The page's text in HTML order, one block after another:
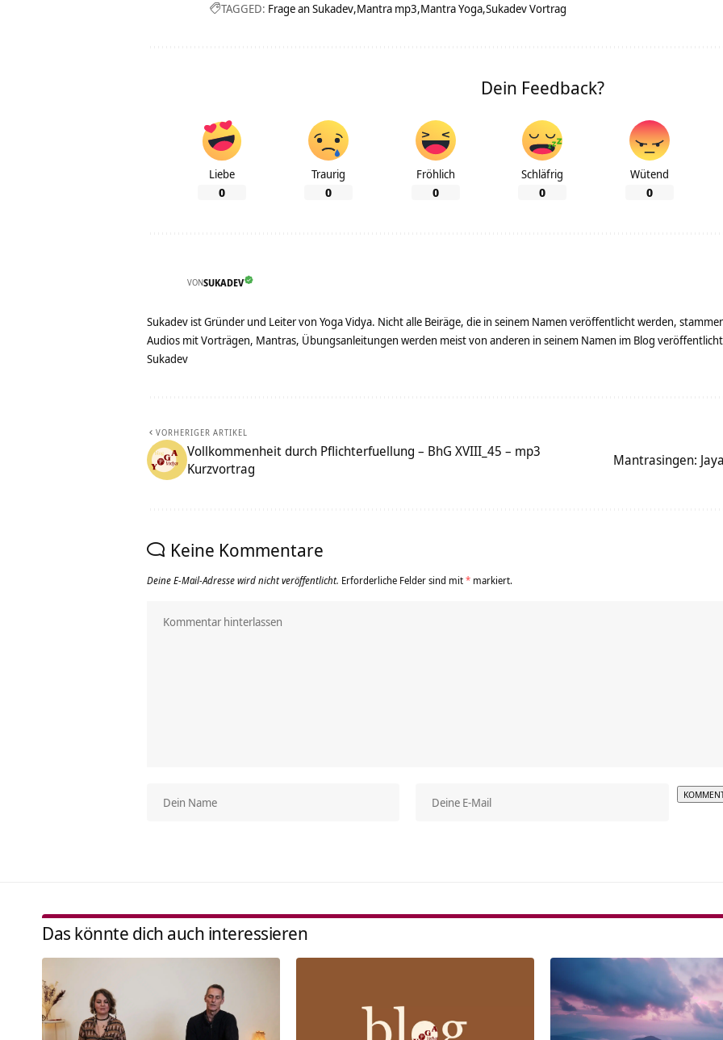
TAGGED: Frage an Sukadev Mantra mp3 Mantra Yoga Sukadev Vortrag
Dein Feedback?
Liebe
0
Traurig
0
Fröhlich
0
Schläfrig
0
Wütend
0
VONSUKADEV
Sukadev ist Gründer und Leiter von Yoga Vidya. Nicht alle Beiräge, die in seinem Namen veröffentlicht werden,
Audios mit Vorträgen, Mantras, Übungsanleitungen werden meist von anderen in seinem Namen im Blog
Sukadev
VORHERIGER ARTIKEL
Vollkommenheit durch Pflichterfuellung – BhG XVIII_45 – mp3
Kurzvortrag
Mantrasingen:
Keine Kommentare
Deine E-Mail-Adresse wird nicht veröffentlicht. Erforderliche Felder sind mit* markiert.
Das könnte dich auch interessieren